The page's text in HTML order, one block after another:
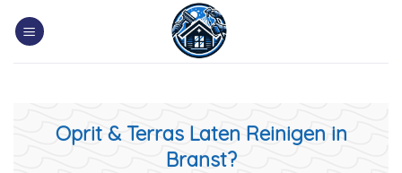
Oprit & Terras Laten Reinigen in
Branst?